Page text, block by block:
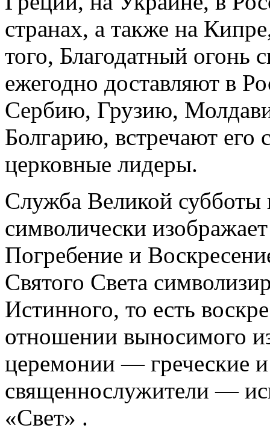
странах, а также на
того, Благодатный огонь
ежегодно доставляют в
Сербию, Грузию,
Болгарию, встречают его
церковные лидеры.
Служба Великой субботы
символически
Погребение и
Святого Света
Истинного, то есть
отношении выносимого
церемонии — греческие
священнослужители —
«Свет» .